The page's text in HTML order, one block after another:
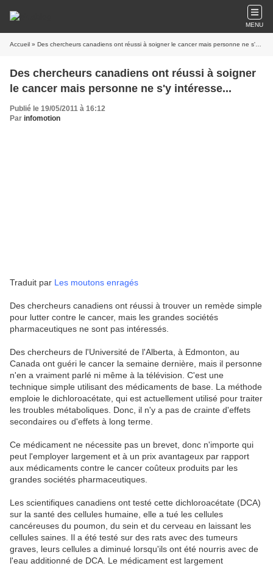
MENU
Accueil » Des chercheurs canadiens ont réussi à soigner le cancer mais personne ne s'y intéresse...
Des chercheurs canadiens ont réussi à soigner
le cancer mais personne ne s'y intéresse...
Publié le 19/05/2011 à 16:12
Par infomotion
Traduit par Les moutons enragés
Des chercheurs canadiens ont réussi à trouver un remède simple
pour lutter contre le cancer, mais les grandes sociétés
pharmaceutiques ne sont pas intéressés.
Des chercheurs de l'Université de l'Alberta, à Edmonton, au
Canada ont guéri le cancer la semaine dernière, mais il personne
n'en a vraiment parlé ni même à la télévision. C'est une
technique simple utilisant des médicaments de base. La méthode
emploie le dichloroacétate, qui est actuellement utilisé pour traiter
les troubles métaboliques. Donc, il n'y a pas de crainte d'effets
secondaires ou d'effets à long terme.
Ce médicament ne nécessite pas un brevet, donc n'importe qui
peut l'employer largement et à un prix avantageux par rapport
aux médicaments contre le cancer coûteux produits par les
grandes sociétés pharmaceutiques.
Les scientifiques canadiens ont testé cette dichloroacétate (DCA)
sur la santé des cellules humaine, elle a tué les cellules
cancéreuses du poumon, du sein et du cerveau en laissant les
cellules saines. Il a été testé sur des rats avec des tumeurs
graves, leurs cellules a diminué lorsqu'ils ont été nourris avec de
l'eau additionné de DCA. Le médicament est largement